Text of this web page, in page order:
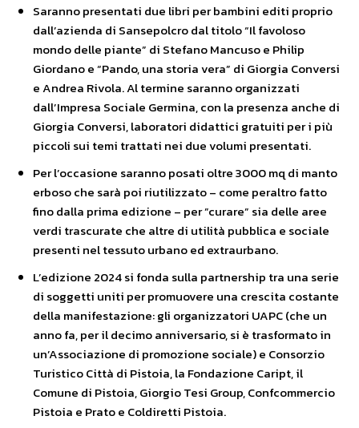
Saranno presentati due libri per bambini editi proprio
dall’azienda di Sansepolcro dal titolo “Il favoloso
mondo delle piante” di Stefano Mancuso e Philip
Giordano e “Pando, una storia vera” di Giorgia Conversi
e Andrea Rivola. Al termine saranno organizzati
dall’Impresa Sociale Germina, con la presenza anche di
Giorgia Conversi, laboratori didattici gratuiti per i più
piccoli sui temi trattati nei due volumi presentati.
Per l’occasione saranno posati oltre 3000 mq di manto
erboso che sarà poi riutilizzato – come peraltro fatto
fino dalla prima edizione – per ”curare” sia delle aree
verdi trascurate che altre di utilità pubblica e sociale
presenti nel tessuto urbano ed extraurbano.
L’edizione 2024 si fonda sulla partnership tra una serie
di soggetti uniti per promuovere una crescita costante
della manifestazione: gli organizzatori UAPC (che un
anno fa, per il decimo anniversario, si è trasformato in
un’Associazione di promozione sociale) e Consorzio
Turistico Città di Pistoia, la Fondazione Caript, il
Comune di Pistoia, Giorgio Tesi Group, Confcommercio
Pistoia e Prato e Coldiretti Pistoia.